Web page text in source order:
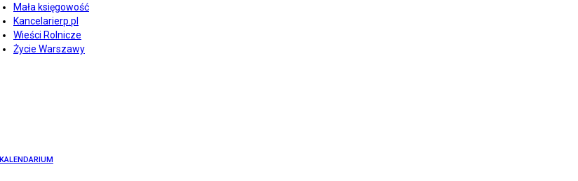
Mała księgowość
Kancelarierp.pl
Wieści Rolnicze
Życie Warszawy
KALENDARIUM